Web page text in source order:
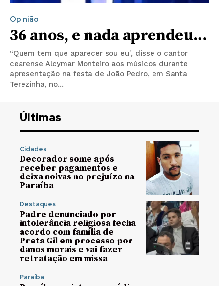
Opinião
36 anos, e nada aprendeu…
“Quem tem que aparecer sou eu", disse o cantor
cearense Alcymar Monteiro aos músicos durante
apresentação na festa de João Pedro, em Santa
Terezinha, no...
Últimas
Cidades
Decorador some após
receber pagamentos e
deixa noivas no prejuízo na
Paraíba
Destaques
Padre denunciado por
intolerância religiosa fecha
acordo com família de
Preta Gil em processo por
danos morais e vai fazer
retratação em missa
Paraíba